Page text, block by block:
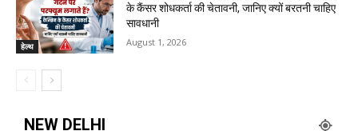
हेल्थ
के कैंसर शोधकर्ता की चेतावनी, जानिए क्यों बरतनी चाहिए
सावधानी
August 1, 2026
NEW DELHI